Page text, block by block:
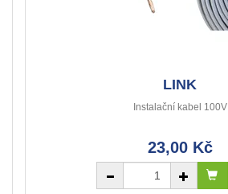
LINK
Instalační kabel 100V
23,00 Kč